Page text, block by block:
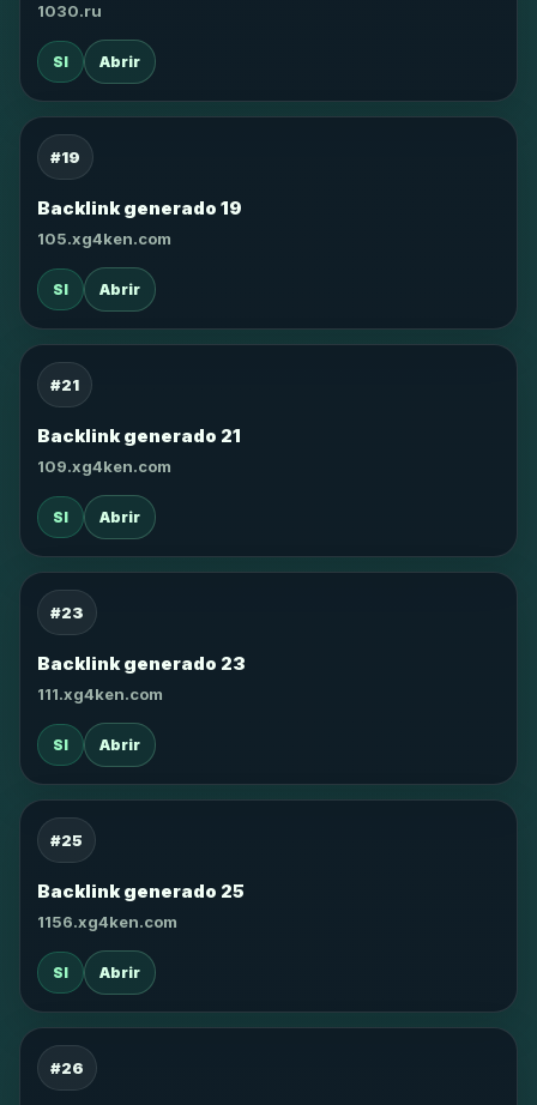
1030.ru
SI Abrir
#19
Backlink generado 19
105.xg4ken.com
SI Abrir
#21
Backlink generado 21
109.xg4ken.com
SI Abrir
#23
Backlink generado 23
111.xg4ken.com
SI Abrir
#25
Backlink generado 25
1156.xg4ken.com
SI Abrir
#26